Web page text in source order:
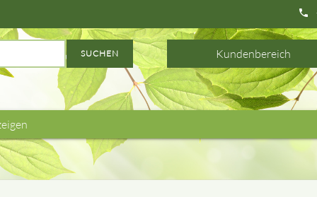
phone
SUCHEN Kundenbereich